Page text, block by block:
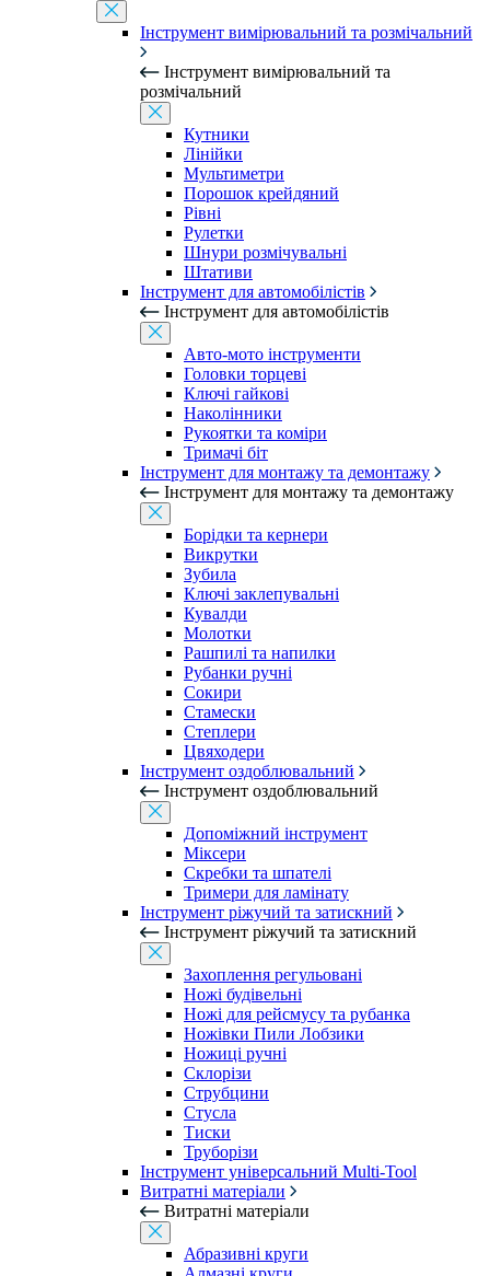
Інструмент вимірювальний та розмічальний
Інструмент вимірювальний та
розмічальний
Кутники
Лінійки
Мультиметри
Порошок крейдяний
Рівні
Рулетки
Шнури розмічувальні
Штативи
Інструмент для автомобілістів
Інструмент для автомобілістів
Авто-мото інструменти
Головки торцеві
Ключі гайкові
Наколінники
Рукоятки та коміри
Тримачі біт
Інструмент для монтажу та демонтажу
Інструмент для монтажу та демонтажу
Борідки та кернери
Викрутки
Зубила
Ключі заклепувальні
Кувалди
Молотки
Рашпилі та напилки
Рубанки ручні
Сокири
Стамески
Степлери
Цвяходери
Інструмент оздоблювальний
Інструмент оздоблювальний
Допоміжний інструмент
Міксери
Скребки та шпателі
Тримери для ламінату
Інструмент ріжучий та затискний
Інструмент ріжучий та затискний
Захоплення регульовані
Ножі будівельні
Ножі для рейсмусу та рубанка
Ножівки Пили Лобзики
Ножиці ручні
Склорізи
Струбцини
Стусла
Тиски
Труборізи
Інструмент універсальний Multi-Tool
Витратні матеріали
Витратні матеріали
Абразивні круги